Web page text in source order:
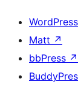
Matt ↗
bbPress ↗